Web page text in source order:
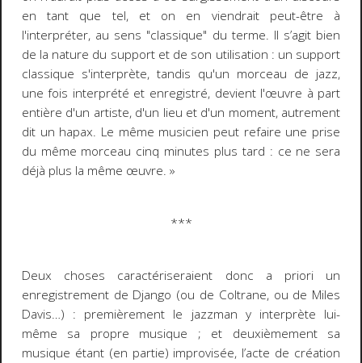
en tant que tel, et on en viendrait peut-être à
l'interpréter, au sens "classique" du terme. Il s’agit bien
de la nature du support et de son utilisation : un support
classique s'interprète, tandis qu'un morceau de jazz,
une fois interprété et enregistré, devient l'œuvre à part
entière d'un artiste, d'un lieu et d'un moment, autrement
dit un hapax. Le même musicien peut refaire une prise
du même morceau cinq minutes plus tard : ce ne sera
déjà plus la même œuvre. »
***
Deux choses caractériseraient donc a prioriun
enregistrement de Django (ou de Coltrane, ou de Miles
Davis…) : premièrement le jazzman y interprète lui-
même sa propre musique ; et deuxièmement sa
musique étant (en partie) improvisée, l’acte de création